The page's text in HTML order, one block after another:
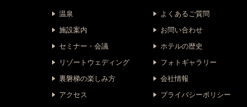
温泉
施設案内
セミナー・会議
リゾートウェディング
裏磐梯の楽しみ方
アクセス
よくあるご質問
お問い合わせ
ホテルの歴史
フォトギャラリー
会社情報
プライバシーポリシー